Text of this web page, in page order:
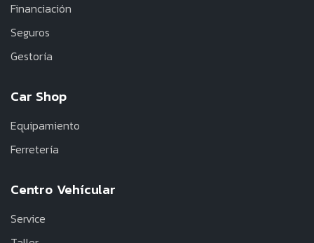
Financiación
Seguros
Gestoría
Car Shop
Equipamiento
Ferretería
Centro Vehícular
Service